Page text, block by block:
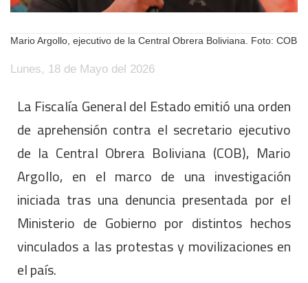
Mario Argollo, ejecutivo de la Central Obrera Boliviana. Foto: COB
Lunes, 18 de Mayo del 2026
La Fiscalía General del Estado emitió una orden
de aprehensión contra el secretario ejecutivo
de la Central Obrera Boliviana (COB), Mario
Argollo, en el marco de una investigación
iniciada tras una denuncia presentada por el
Ministerio de Gobierno por distintos hechos
vinculados a las protestas y movilizaciones en
el país.